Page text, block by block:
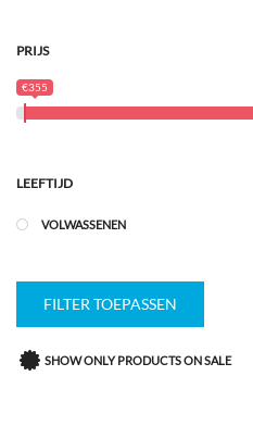
PRIJS
€355
LEEFTIJD
VOLWASSENEN
FILTER TOEPASSEN
SHOW ONLY PRODUCTS ON SALE